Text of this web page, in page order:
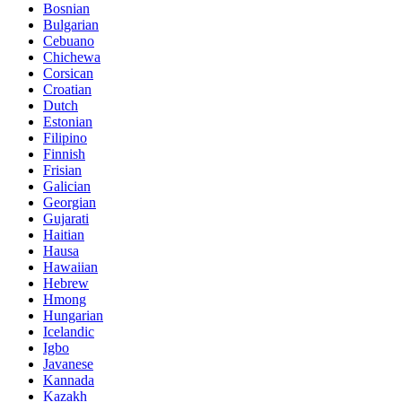
Bosnian
Bulgarian
Cebuano
Chichewa
Corsican
Croatian
Dutch
Estonian
Filipino
Finnish
Frisian
Galician
Georgian
Gujarati
Haitian
Hausa
Hawaiian
Hebrew
Hmong
Hungarian
Icelandic
Igbo
Javanese
Kannada
Kazakh